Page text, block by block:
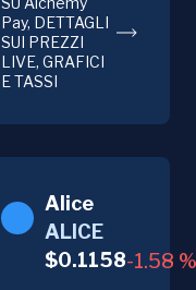
Pay, DETTAGLI
SUI PREZZI
LIVE, GRAFICI
E TASSI
Alice
ALICE
$0.1158-1.58 %